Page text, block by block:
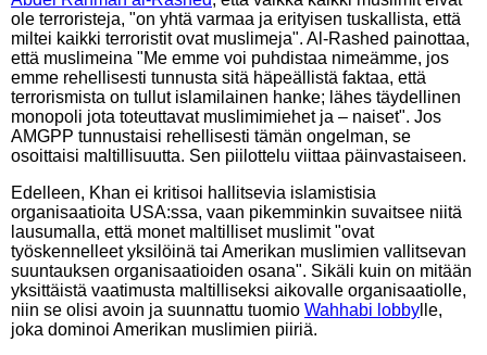
ole terroristeja, "on yhtä varmaa ja erityisen tuskallista, että
miltei kaikki terroristit ovat muslimeja". Al-Rashed painottaa,
että muslimeina "Me emme voi puhdistaa nimeämme, jos
emme rehellisesti tunnusta sitä häpeällistä faktaa, että
terrorismista on tullut islamilainen hanke; lähes täydellinen
monopoli jota toteuttavat muslimimiehet ja – naiset". Jos
AMGPP tunnustaisi rehellisesti tämän ongelman, se
osoittaisi maltillisuutta. Sen piilottelu viittaa päinvastaiseen.
Edelleen, Khan ei kritisoi hallitsevia islamistisia
organisaatioita USA:ssa, vaan pikemminkin suvaitsee niitä
lausumalla, että monet maltilliset muslimit "ovat
työskennelleet yksilöinä tai Amerikan muslimien vallitsevan
suuntauksen organisaatioiden osana". Sikäli kuin on mitään
yksittäistä vaatimusta maltilliseksi aikovalle organisaatiolle,
niin se olisi avoin ja suunnattu tuomio Wahhabi lobby lle,
joka dominoi Amerikan muslimien piiriä.